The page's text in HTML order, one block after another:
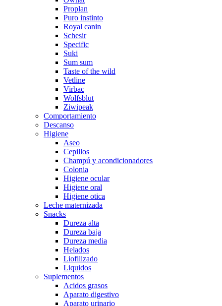
Proplan
Puro instinto
Royal canin
Schesir
Specific
Suki
Sum sum
Taste of the wild
Vetline
Virbac
Wolfsblut
Ziwipeak
Comportamiento
Descanso
Higiene
Aseo
Cepillos
Champú y acondicionadores
Colonia
Higiene ocular
Higiene oral
Higiene otica
Leche maternizada
Snacks
Dureza alta
Dureza baja
Dureza media
Helados
Liofilizado
Liquidos
Suplementos
Acidos grasos
Aparato digestivo
Aparato urinario